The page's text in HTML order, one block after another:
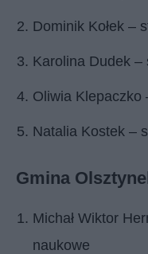
Dominik Kołek –
Karolina Dudek –
Oliwia Klepaczko
Natalia Kostek –
Gmina
Michał Wiktor
naukowe